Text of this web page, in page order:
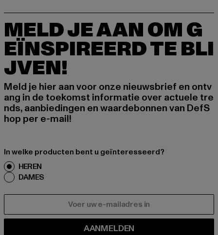
MELD JE AAN OM G
EÏNSPIREERD TE BLI
JVEN!
Meld je hier aan voor onze nieuwsbrief en ontv
ang in de toekomst informatie over actuele tre
nds, aanbiedingen en waardebonnen van DefS
hop per e-mail!
In welke producten bent u geïnteresseerd?
HEREN
DAMES
AANMELDEN